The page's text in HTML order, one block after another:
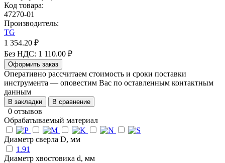
Код товара:
47270-01
Производитель:
TG
1 354.20 ₽
Без НДС: 1 110.00 ₽
Оформить заказ
Оперативно рассчитаем стоимость и сроки поставки
инструмента — оповестим Вас по оставленным контактным
данным
В закладки В сравнение
0 отзывов
Обрабатываемый материал
Диаметр сверла D, мм
1.91
Диаметр хвостовика d, мм